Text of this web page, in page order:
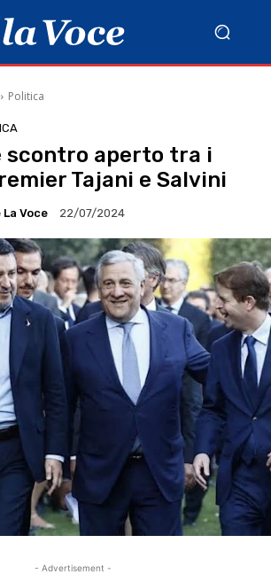
Politica
scontro aperto tra i
Tajani e Salvini
Voce 22/07/2024
- Advertisement -